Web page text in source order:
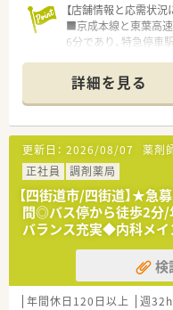
■近隣の高齢者施設7
包化や粉砕調剤の対
践します。
■将来的には店舗運
師として、在庫管理
されます。
【店舗情報と応需状況
■京成本線と東葉高
6分であり、特急停車
■内科と眼科をメイ
応需しており、一人
す。
■地域に根ざした医
宅9件の在宅業務にも
できます。
【こんな方が活躍中】
■特定の店舗で地域住
手チェーンから転職
活躍中です。
■子育てをしながら
両立させているママ
います。
■社長の斬新なアイデ
詳細を見る
更新日： 2026/08/07 薬剤
正社員
調剤薬局
【四街道市/四街道】★
間◎バス停から徒歩2分/
バランス充実◆内科メイ
検
年間休日120日以上 週